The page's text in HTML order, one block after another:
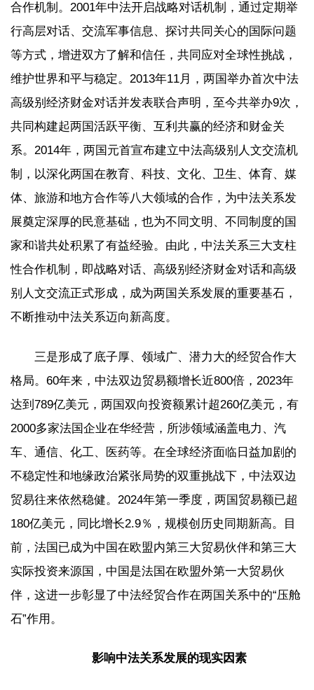
合作机制。2001年中法开启战略对话机制，通过定期举
行高层对话、交流军事信息、探讨共同关心的国际问题
等方式，增进双方了解和信任，共同应对全球性挑战，
维护世界和平与稳定。2013年11月，两国举办首次中法
高级别经济财金对话并发表联合声明，至今共举办9次，
共同构建起两国活跃平衡、互利共赢的经济和财金关
系。2014年，两国元首宣布建立中法高级别人文交流机
制，以深化两国在教育、科技、文化、卫生、体育、媒
体、旅游和地方合作等八大领域的合作，为中法关系发
展奠定深厚的民意基础，也为不同文明、不同制度的国
家和谐共处积累了有益经验。由此，中法关系三大支柱
性合作机制，即战略对话、高级别经济财金对话和高级
别人文交流正式形成，成为两国关系发展的重要基石，
不断推动中法关系迈向新高度。
三是形成了底子厚、领域广、潜力大的经贸合作大
格局。60年来，中法双边贸易额增长近800倍，2023年
达到789亿美元，两国双向投资额累计超260亿美元，有
2000多家法国企业在华经营，所涉领域涵盖电力、汽
车、通信、化工、医药等。在全球经济面临日益加剧的
不稳定性和地缘政治紧张局势的双重挑战下，中法双边
贸易往来依然稳健。2024年第一季度，两国贸易额已超
180亿美元，同比增长2.9％，规模创历史同期新高。目
前，法国已成为中国在欧盟内第三大贸易伙伴和第三大
实际投资来源国，中国是法国在欧盟外第一大贸易伙
伴，这进一步彰显了中法经贸合作在两国关系中的“压舱
石”作用。
影响中法关系发展的现实因素